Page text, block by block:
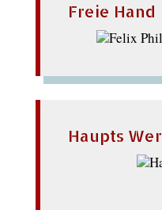
Freie Hand
Haupts